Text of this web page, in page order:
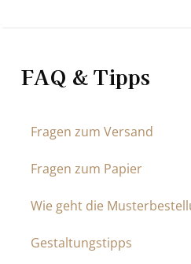
FAQ & Tipps
Fragen zum Versand
Fragen zum Papier
Wie geht die
Gestaltungstipps